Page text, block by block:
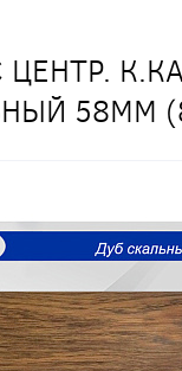
ЦЕНТР.
58ММ